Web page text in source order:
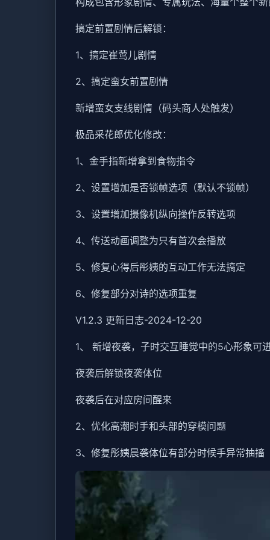
搞定前置剧情后解锁：
1、搞定崔莺儿剧情
2、搞定蛮女前置剧情
新增蛮女支线剧情（码头商人处触发）
极品采花郎优化修改：
1、金手指新增拿到食物指令
2、设置增加是否锁帧选项（默认不锁帧）
3、设置增加摄像机纵向操作反转选项
4、传送动画调整为只有首次会播放
5、修复心得后彤姨的互动工作无法搞定
6、修复部分对诗的选项重复
V1.2.3 更新日志-2024-12-20
1、 新增夜袭，子时交互睡觉中的5心形象可
夜袭后解锁夜袭体位
夜袭后在对应房间醒来
2、优化高潮时手和头部的穿模问题
3、修复彤姨晨袭体位有部分时候手异常抽搐